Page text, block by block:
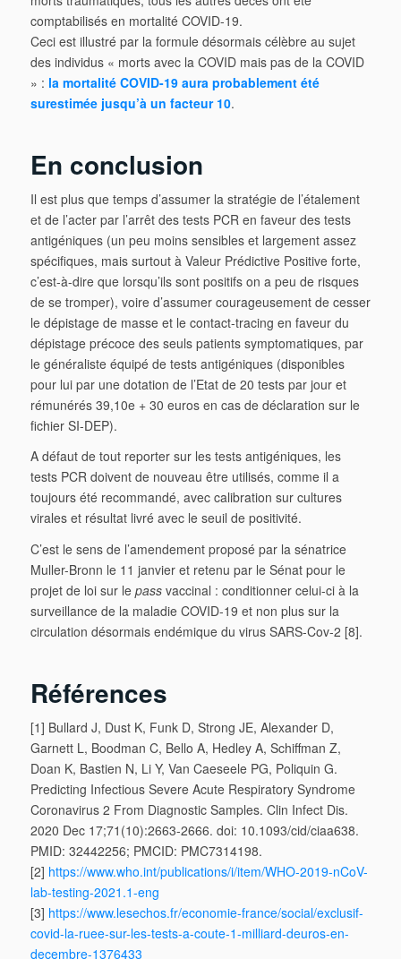
comptabilisés en mortalité COVID-19.
Ceci est illustré par la formule désormais célèbre au sujet
des individus « morts avec la COVID mais pas de la COVID
» : la mortalité COVID-19 aura probablement été
surestimée jusqu’à un facteur 10.
En conclusion
Il est plus que temps d’assumer la stratégie de l’étalement
et de l’acter par l’arrêt des tests PCR en faveur des tests
antigéniques (un peu moins sensibles et largement assez
spécifiques, mais surtout à Valeur Prédictive Positive forte,
c’est-à-dire que lorsqu’ils sont positifs on a peu de risques
de se tromper), voire d’assumer courageusement de cesser
le dépistage de masse et le contact-tracing en faveur du
dépistage précoce des seuls patients symptomatiques, par
le généraliste équipé de tests antigéniques (disponibles
pour lui par une dotation de l’Etat de 20 tests par jour et
rémunérés 39,10e + 30 euros en cas de déclaration sur le
fichier SI-DEP).
A défaut de tout reporter sur les tests antigéniques, les
tests PCR doivent de nouveau être utilisés, comme il a
toujours été recommandé, avec calibration sur cultures
virales et résultat livré avec le seuil de positivité.
C’est le sens de l’amendement proposé par la sénatrice
Muller-Bronn le 11 janvier et retenu par le Sénat pour le
projet de loi sur le passvaccinal : conditionner celui-ci à la
surveillance de la maladie COVID-19 et non plus sur la
circulation désormais endémique du virus SARS-Cov-2 [8].
Références
[1] Bullard J, Dust K, Funk D, Strong JE, Alexander D,
Garnett L, Boodman C, Bello A, Hedley A, Schiffman Z,
Doan K, Bastien N, Li Y, Van Caeseele PG, Poliquin G.
Predicting Infectious Severe Acute Respiratory Syndrome
Coronavirus 2 From Diagnostic Samples. Clin Infect Dis.
2020 Dec 17;71(10):2663-2666. doi: 10.1093/cid/ciaa638.
PMID: 32442256; PMCID: PMC7314198.
[2] https://www.who.int/publications/i/item/WHO-2019-nCoV-
lab-testing-2021.1-eng
[3] https://www.lesechos.fr/economie-france/social/exclusif-
covid-la-ruee-sur-les-tests-a-coute-1-milliard-deuros-en-
decembre-1376433